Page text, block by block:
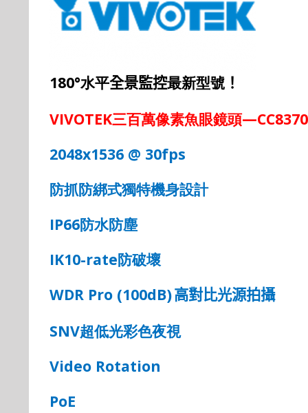
180°水平全景監控最新型號 ！
VIVOTEK三百萬像素魚眼鏡頭
2048x1536 @ 30fps
防抓防綁式獨特機身設計
IP66防水防塵
IK10-rate防破壞
WDR Pro (100dB)高對比光源拍攝
SNV超低光彩色夜視
Video Rotation
PoE